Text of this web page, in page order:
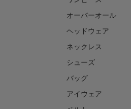
オーバーオール
ヘッドウェア
ネックレス
シューズ
バッグ
アイウェア